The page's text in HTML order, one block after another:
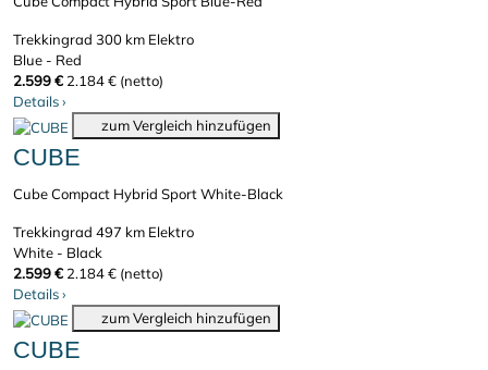
Trekkingrad 300 km Elektro
Blue - Red
2.599 € 2.184 € (netto)
Details›
zum Vergleich hinzufügen
CUBE
Cube Compact Hybrid Sport White-Black
Trekkingrad 497 km Elektro
White - Black
2.599 € 2.184 € (netto)
Details›
zum Vergleich hinzufügen
CUBE